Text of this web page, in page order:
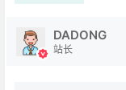
DADONG
站长